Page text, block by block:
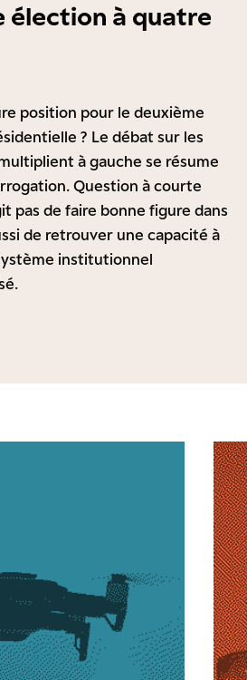
élection à quatre
position pour le deuxième
? Le débat sur les
à gauche se résume
Question à courte
pas de faire bonne figure dans
de retrouver une capacité à
institutionnel